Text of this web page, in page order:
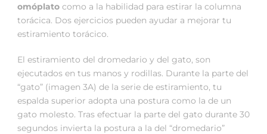
omóplato como a la habilidad para estirar la columna
torácica. Dos ejercicios pueden ayudar a mejorar tu
estiramiento torácico.
El estiramiento del dromedario y del gato, son
ejecutados en tus manos y rodillas. Durante la parte del
“gato” (imagen 3A) de la serie de estiramiento, tu
espalda superior adopta una postura como la de un
gato molesto. Tras efectuar la parte del gato durante 30
segundos invierta la postura a la del “dromedario”